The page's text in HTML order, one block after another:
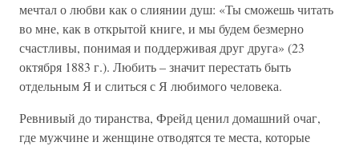
мечтал о любви как о слиянии душ: «Ты сможешь читать
во мне, как в открытой книге, и мы будем безмерно
счастливы, понимая и поддерживая друг друга» (23
октября 1883 г.). Любить – значит перестать быть
отдельным Я и слиться с Я любимого человека.
Ревнивый до тиранства, Фрейд ценил домашний очаг,
где мужчине и женщине отводятся те места, которые